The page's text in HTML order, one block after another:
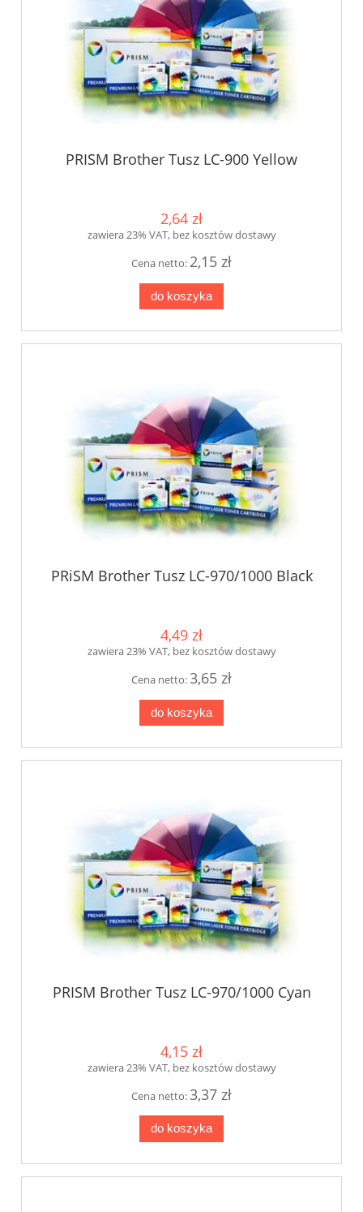
PRISM Brother Tusz LC-900 Yellow
2,64 zł
zawiera 23% VAT, bez kosztów dostawy
Cena netto: 2,15 zł
do koszyka
PRiSM Brother Tusz LC-970/1000 Black
4,49 zł
zawiera 23% VAT, bez kosztów dostawy
Cena netto:3,65 zł
do koszyka
PRISM Brother Tusz LC-970/1000 Cyan
4,15 zł
zawiera 23% VAT, bez kosztów dostawy
Cena netto:3,37 zł
do koszyka